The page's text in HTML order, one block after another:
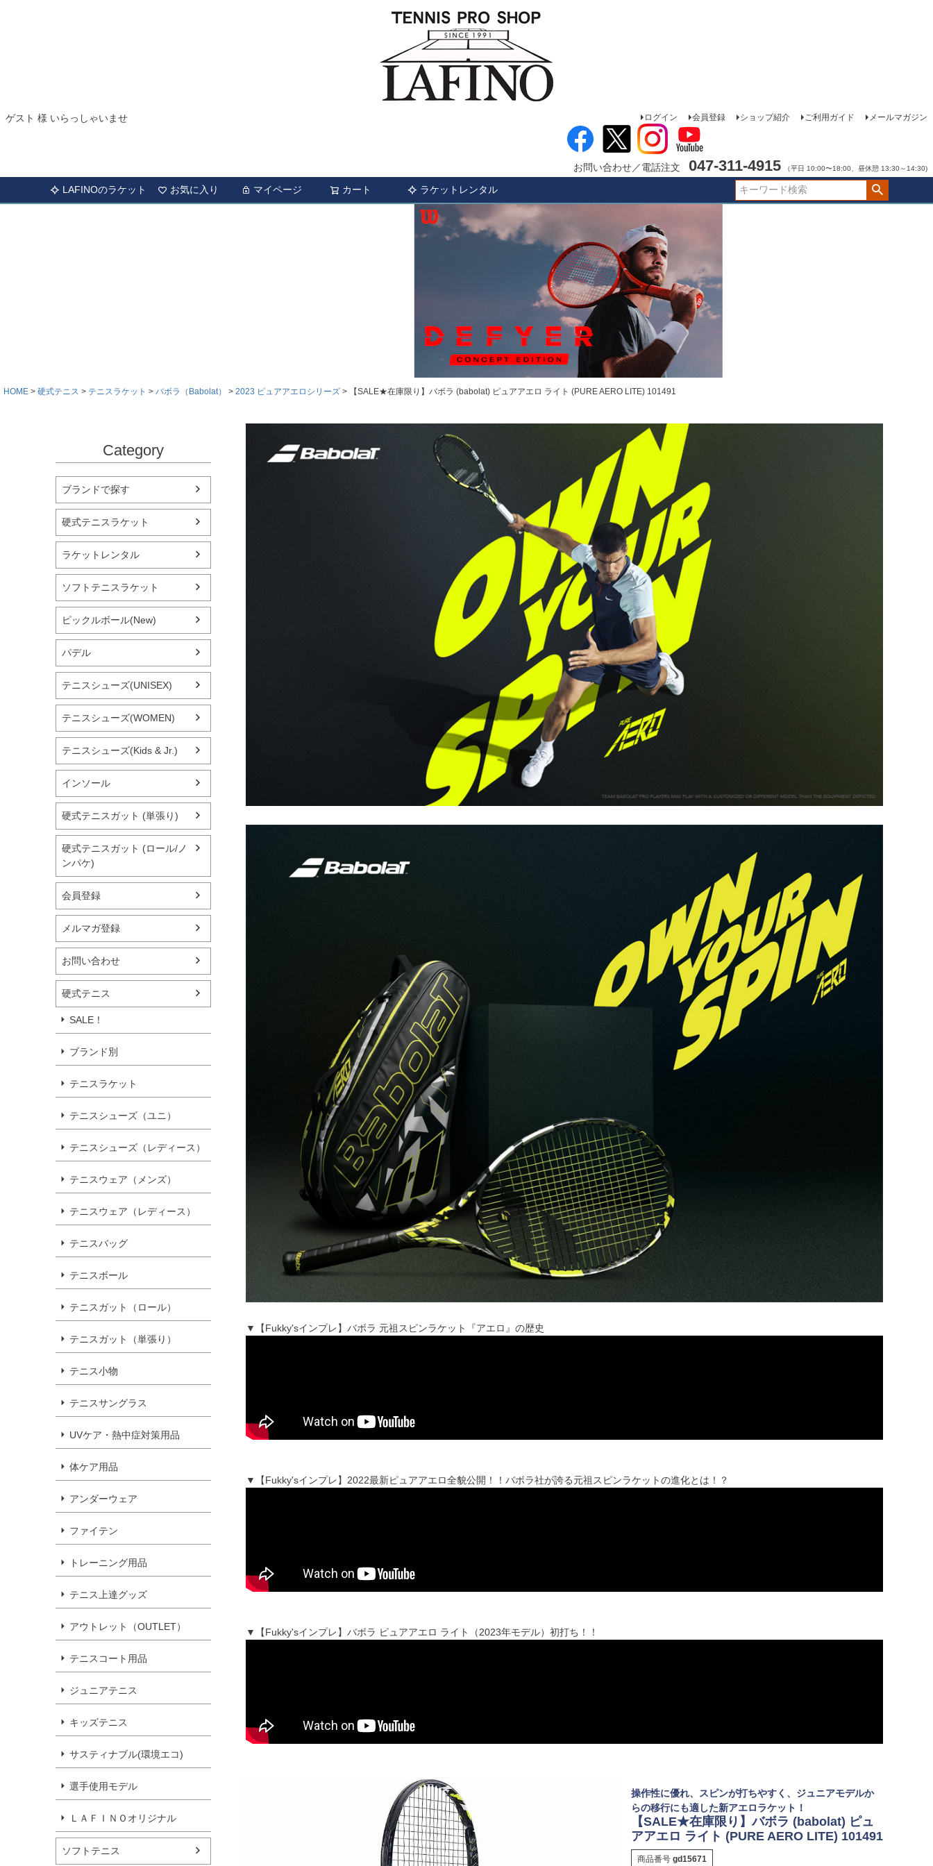
ゲスト 様 いらっしゃいませ ログイン 会員登録 ショップ紹介 ご利用ガイド メールマガジン
お問い合わせ／電話注文 047-311-4915 （平日 10:00〜18:00、昼休憩 13:30～14:30)
LAFINOのラケット お気に入り マイページ カート ラケットレンタル
HOME 硬式テニス テニスラケット バボラ（Babolat） 2023 ピュアアエロシリーズ 【SALE★在庫限り】バボラ (babolat) ピュアアエロ ライト (PURE AERO LITE) 101491
Category
ブランドで探す
硬式テニスラケット
ラケットレンタル
ソフトテニスラケット
ピックルボール(New)
パデル
テニスシューズ(UNISEX)
テニスシューズ(WOMEN)
テニスシューズ(Kids & Jr.)
インソール
硬式テニスガット (単張り)
硬式テニスガット (ロール/ノ
ンパケ)
会員登録
メルマガ登録
お問い合わせ
硬式テニス
SALE！
ブランド別
テニスラケット
テニスシューズ（ユニ）
テニスシューズ（レディース）
テニスウェア（メンズ）
テニスウェア（レディース）
テニスバッグ
テニスボール
テニスガット（ロール）
テニスガット（単張り）
テニス小物
テニスサングラス
UVケア・熱中症対策用品
体ケア用品
アンダーウェア
ファイテン
トレーニング用品
テニス上達グッズ
アウトレット（OUTLET）
テニスコート用品
ジュニアテニス
キッズテニス
サスティナブル(環境エコ)
選手使用モデル
ＬＡＦＩＮＯオリジナル
ソフトテニス
▼【Fukky'sインプレ】バボラ 元祖スピンラケット『アエロ』の歴史
▼【Fukky'sインプレ】2022最新ピュアアエロ全貌公開！！バボラ社が誇る元祖スピンラケットの進化とは！？
▼【Fukky'sインプレ】バボラ ピュアアエロ ライト（2023年モデル）初打ち！！
操作性に優れ、スピンが打ちやすく、ジュニアモデルか
らの移行にも適した新アエロラケット！
【SALE★在庫限り】バボラ (babolat) ピュ
アアエロ ライト (PURE AERO LITE) 101491
商品番号 gd15671